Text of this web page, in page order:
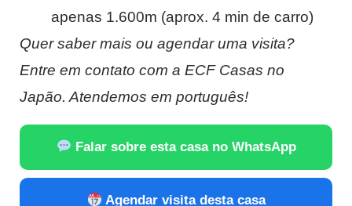
apenas 1.600m (aprox. 4 min de carro)
Quer saber mais ou agendar uma visita?
Entre em contato com a ECF Casas no
Japão. Atendemos em português!
Falar sobre esta casa no WhatsApp
Agendar visita desta casa